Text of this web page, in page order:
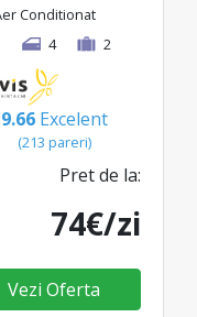
Conditionat
4 2
9.66 Excelent
(213 pareri)
Pret de la:
74€/zi
Vezi Oferta